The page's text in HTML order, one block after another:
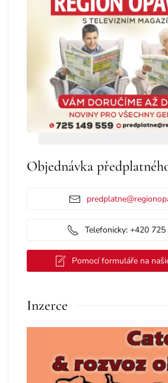
Objednávka
Telefonicky: +420
Pomocí formuláře na
Inzerce